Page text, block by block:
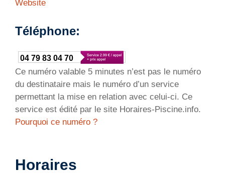
Website
Téléphone:
04 79 83 04 70
Ce numéro valable 5 minutes n’est pas le numéro
du destinataire mais le numéro d’un service
permettant la mise en relation avec celui-ci. Ce
service est édité par le site Horaires-Piscine.info.
Pourquoi ce numéro ?
Horaires